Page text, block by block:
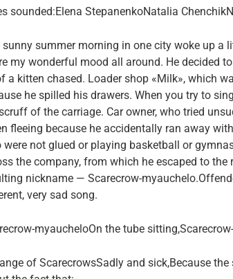
sounded:Elena StepanenkoNatalia
sunny summer morning in one city woke up a
my wonderful mood all around. He decided
a kitten chased. Loader shop «Milk», which
he spilled his drawers. When you try to
of the carriage. Car owner, who tried
fleeing because he accidentally ran away
were not glued or playing basketball or
the company, from which he escaped to
nickname — Scarecrow-
very sad song.
myaucheloOn the tube
of ScarecrowsSadly and sick,Because the